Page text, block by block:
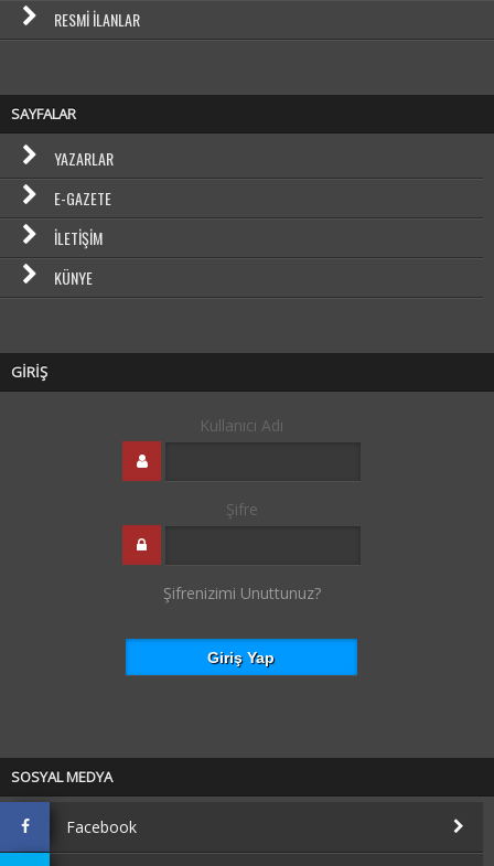
RESMI İLANLAR
SAYFALAR
YAZARLAR
E-GAZETE
İLETIŞIM
KÜNYE
GİRİŞ
Kullanıcı Adı
Şifre
Şifrenizimi Unuttunuz?
SOSYAL MEDYA
Facebook